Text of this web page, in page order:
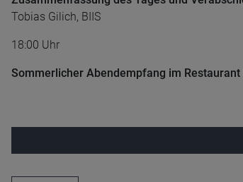
Tobias Gilich, BIIS
18:00 Uhr
Sommerlicher Abendempfang im